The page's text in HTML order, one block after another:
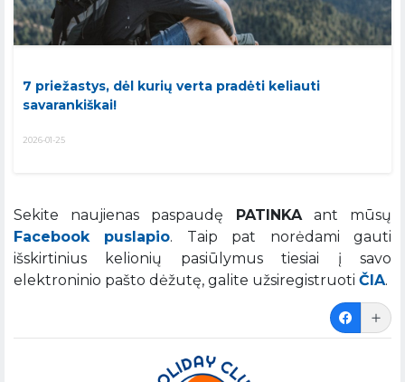
7 priežastys, dėl kurių verta pradėti keliauti
savarankiškai!
2026-01-25
Sekite naujienas paspaudę PATINKAant mūsų
Facebook puslapio. Taip pat norėdami gauti
išskirtinius kelionių pasiūlymus tiesiai į savo
elektroninio pašto dėžutę, galite užsiregistruoti ČIA.